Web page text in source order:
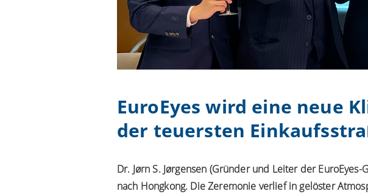
EuroEyes wird eine neue
der teuersten
Dr. Jørn S. Jørgensen (Gründer und Leiter der
nach Hongkong. Die Zeremonie verlief in gelöster